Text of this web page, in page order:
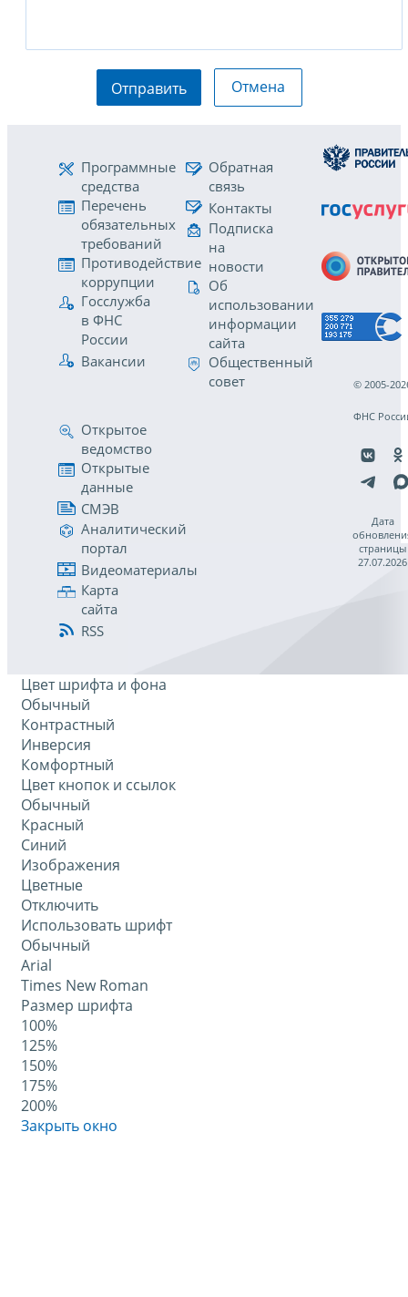
Отправить Отмена
Программные
средства
Перечень
обязательных
требований
Противодействие
коррупции
Госслужба
в ФНС
России
Вакансии
Обратная
связь
Контакты
Подписка
на
новости
Об
использовании
информации
сайта
Общественный
совет
Открытое
ведомство
Открытые
данные
СМЭВ
Аналитический
портал
Видеоматериалы
Карта
сайта
RSS
© 2005-
ФНС
Дата
страницы
27.07.2026
Цвет шрифта и фона
Обычный
Контрастный
Инверсия
Комфортный
Цвет кнопок и ссылок
Обычный
Красный
Синий
Изображения
Цветные
Отключить
Использовать шрифт
Обычный
Arial
Times New Roman
Размер шрифта
100%
125%
150%
175%
200%
Закрыть окно